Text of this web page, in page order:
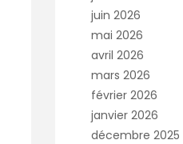
juin 2026
mai 2026
avril 2026
mars 2026
février 2026
janvier 2026
décembre 2025